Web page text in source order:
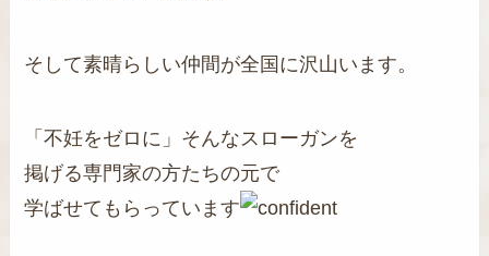
そして素晴らしい仲間が全国に沢山います。
「不妊をゼロに」そんなスローガンを
掲げる専門家の方たちの元で
学ばせてもらっています